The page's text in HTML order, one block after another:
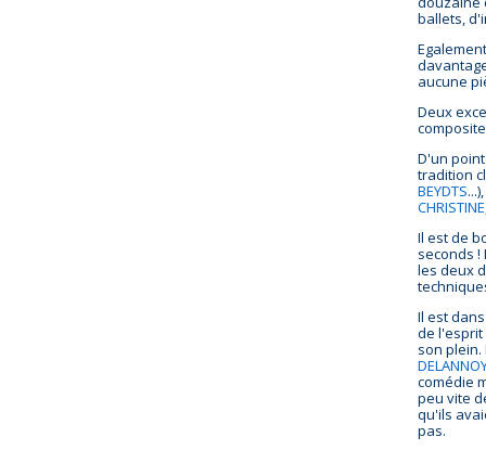
ballets,
aucune
Deux
D'un
tradition
BEYDTS
CHRISTINE
Il est de
seconds
les deux
Il est
de l'esprit
son
comédie
peu vite
qu'ils
pas.